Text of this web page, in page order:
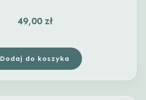
zł
49,00
Dodaj do koszyka